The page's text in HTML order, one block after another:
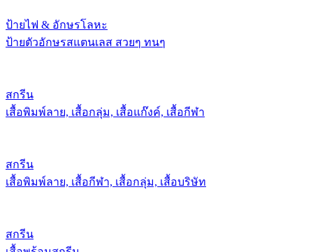
ป้ายไฟ & อักษรโลหะ
ป้ายตัวอักษรสแตนเลส สวยๆ ทนๆ
สกรีน
เสื้อพิมพ์ลาย, เสื้อกลุ่ม, เสื้อแก๊งค์, เสื้อกีฬา
สกรีน
เสื้อพิมพ์ลาย, เสื้อกีฬา, เสื้อกลุ่ม, เสื้อบริษัท
สกรีน